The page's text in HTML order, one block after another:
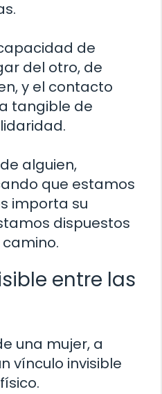
de
del otro, de
y el contacto
tangible de
alguien,
que estamos
importa su
dispuestos
entre las
una mujer, a
vínculo invisible